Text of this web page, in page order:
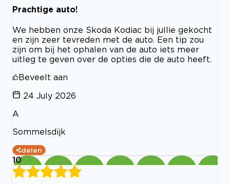
Prachtige auto!
We hebben onze Skoda Kodiac bij jullie gekocht
en zijn zeer tevreden met de auto. Een tip zou
zijn om bij het ophalen van de auto iets meer
uitleg te geven over de opties die de auto heeft.
Beveelt aan
24 July 2026
A
Sommelsdijk
delen
10